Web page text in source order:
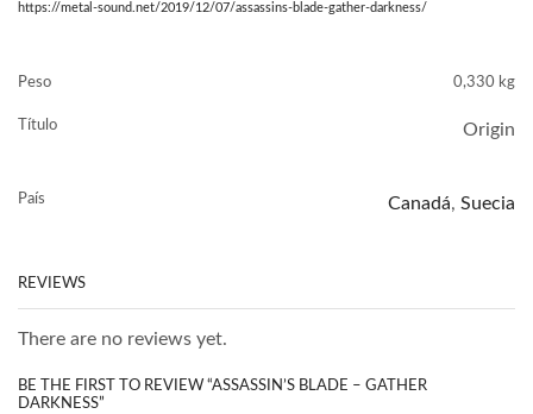
https://metal-sound.net/2019/12/07/assassins-blade-gather-darkness/
Peso 0,330 kg
Título Origin
País Canadá, Suecia
REVIEWS
There are no reviews yet.
BE THE FIRST TO REVIEW “ASSASSIN’S BLADE – GATHER
DARKNESS”